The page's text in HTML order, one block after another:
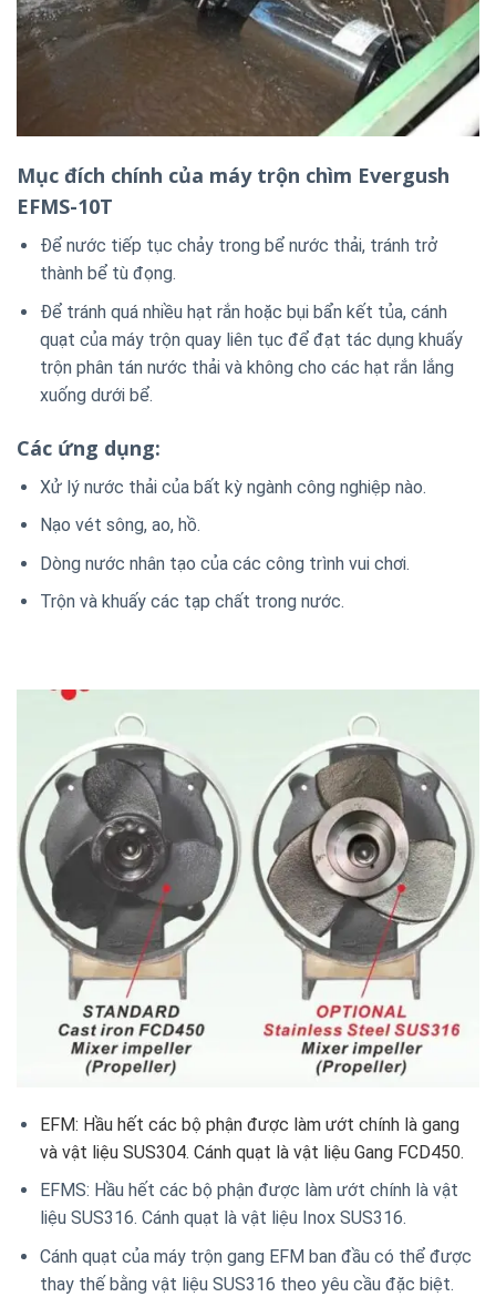
Mục đích chính của máy trộn chìm Evergush
EFMS-10T
Để nước tiếp tục chảy trong bể nước thải, tránh trở
thành bể tù đọng.
Để tránh quá nhiều hạt rắn hoặc bụi bẩn kết tủa, cánh
quạt của máy trộn quay liên tục để đạt tác dụng khuấy
trộn phân tán nước thải và không cho các hạt rắn lắng
xuống dưới bể.
Các ứng dụng:
Xử lý nước thải của bất kỳ ngành công nghiệp nào.
Nạo vét sông, ao, hồ.
Dòng nước nhân tạo của các công trình vui chơi.
Trộn và khuấy các tạp chất trong nước.
EFM: Hầu hết các bộ phận được làm ướt chính là gang
và vật liệu SUS304. Cánh quạt là vật liệu Gang FCD450.
EFMS: Hầu hết các bộ phận được làm ướt chính là vật
liệu SUS316. Cánh quạt là vật liệu Inox SUS316.
Cánh quạt của máy trộn gang EFM ban đầu có thể được
thay thế bằng vật liệu SUS316 theo yêu cầu đặc biệt.